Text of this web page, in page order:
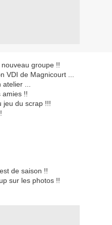
groupe !!
VDI de Magnicourt ...
...
amies !!
jeu du scrap !!!
de saison !!
sur les photos !!